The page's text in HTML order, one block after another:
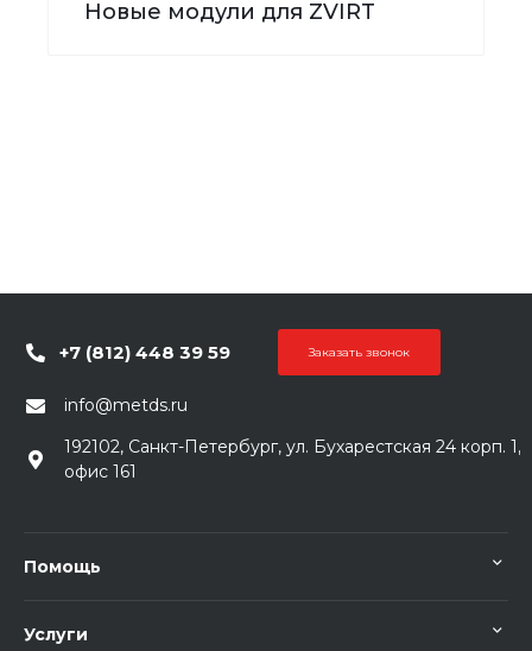
Новые модули для ZVIRT
+7 (812) 448 39 59 Заказать звонок
info@metds.ru
192102, Санкт-Петербург, ул. Бухарестская 24 корп. 1,
офис 161
Помощь
Услуги